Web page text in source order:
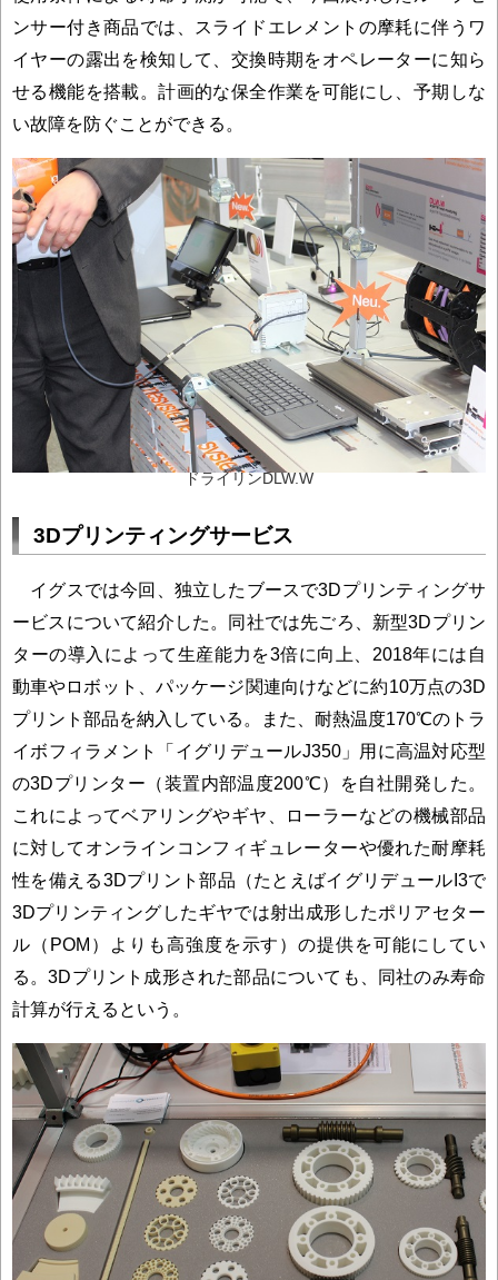
ンサー付き商品では、スライドエレメントの摩耗に伴うワ
イヤーの露出を検知して、交換時期をオペレーターに知ら
せる機能を搭載。計画的な保全作業を可能にし、予期しな
い故障を防ぐことができる。
ドライリンDLW.W
3Dプリンティングサービス
イグスでは今回、独立したブースで3Dプリンティングサ
ービスについて紹介した。同社では先ごろ、新型3Dプリン
ターの導入によって生産能力を3倍に向上、2018年には自
動車やロボット、パッケージ関連向けなどに約10万点の3D
プリント部品を納入している。また、耐熱温度170℃のトラ
イボフィラメント「イグリデュールJ350」用に高温対応型
の3Dプリンター（装置内部温度200℃）を自社開発した。
これによってベアリングやギヤ、ローラーなどの機械部品
に対してオンラインコンフィギュレーターや優れた耐摩耗
性を備える3Dプリント部品（たとえばイグリデュールI3で
3Dプリンティングしたギヤでは射出成形したポリアセター
ル（POM）よりも高強度を示す）の提供を可能にしてい
る。3Dプリント成形された部品についても、同社のみ寿命
計算が行えるという。